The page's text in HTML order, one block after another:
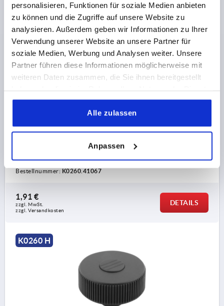
personalisieren, Funktionen für soziale Medien anbieten
zu können und die Zugriffe auf unsere Website zu
analysieren. Außerdem geben wir Informationen zu Ihrer
Verwendung unserer Website an unsere Partner für
soziale Medien, Werbung und Analysen weiter. Unsere
Partner führen diese Informationen möglicherweise mit
weiteren Daten zusammen, die Sie ihnen bereitgestellt
gesammelt haben.
Alle zulassen
Anpassen
K0260 H
KOMP:STAHL, DECKEL:GELB RAL1021
FARBE DECKEL =RAPSGELB RAL 1021
BOHRUNG=6
AUSSENDURCHMESSER=40
BOHRUNGTIEFE=10
Bestellnummer: K0260.41067
1,91 €
zzgl. MwSt.
zzgl. Versandkosten
DETAILS
K0260 H